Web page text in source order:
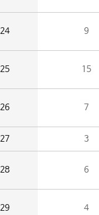
24 9
25 15
26 7
27 3
28 6
29 4